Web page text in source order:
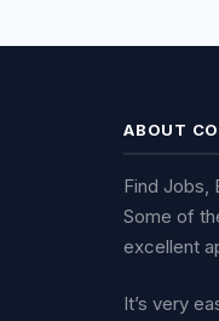
ABOUT
Find Jobs,
Some of
excellent
It’s very